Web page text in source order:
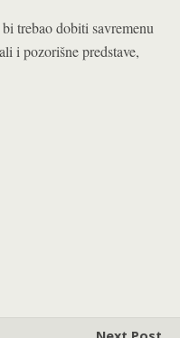
trebao dobiti savremenu
i pozorišne predstave,